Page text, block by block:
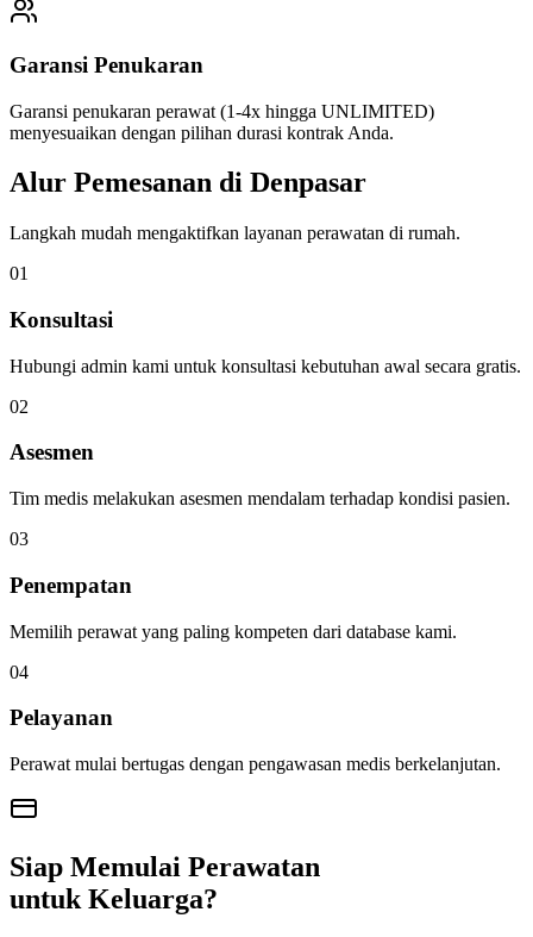
Garansi Penukaran
Garansi penukaran perawat (1-4x hingga UNLIMITED)
menyesuaikan dengan pilihan durasi kontrak Anda.
Alur Pemesanan di Denpasar
Langkah mudah mengaktifkan layanan perawatan di rumah.
01
Konsultasi
Hubungi admin kami untuk konsultasi kebutuhan awal secara gratis.
02
Asesmen
Tim medis melakukan asesmen mendalam terhadap kondisi pasien.
03
Penempatan
Memilih perawat yang paling kompeten dari database kami.
04
Pelayanan
Perawat mulai bertugas dengan pengawasan medis berkelanjutan.
Siap Memulai Perawatan
untuk Keluarga?